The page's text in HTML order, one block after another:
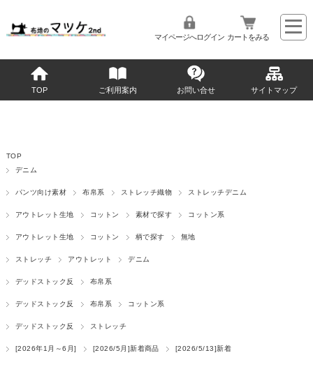
マイページへログイン カートをみる
TOP ご利用案内 お問い合せ サイトマップ
TOP
デニム
パンツ向け素材 布帛系 ストレッチ織物 ストレッチデニム
アウトレット生地 コットン 素材で探す コットン系
アウトレット生地 コットン 柄で探す 無地
ストレッチ アウトレット デニム
デッドストック反 布帛系
デッドストック反 布帛系 コットン系
デッドストック反 ストレッチ
[2026年1月～6月] [2026/5月]新着商品 [2026/5/13]新着